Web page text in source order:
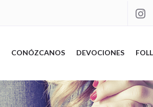

CONÓZCANOS DEVOCIONES